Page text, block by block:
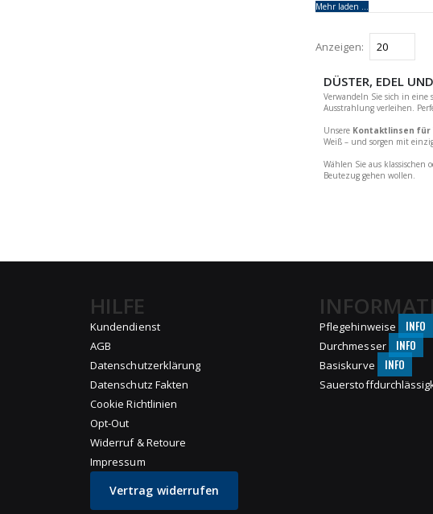
Mehr laden ...
Anzeigen
DÜSTER, EDEL
Verwandeln Sie sich in eine
Ausstrahlung verleihen.
Unsere Kontaktlinsen für
Weiß – und sorgen mit
Wählen Sie aus klassischen
Beutezug gehen wollen.
HILFE
Kundendienst
AGB
Datenschutzerklärung
Datenschutz Fakten
Cookie Richtlinien
Opt-Out
Widerruf & Retoure
Impressum
Vertrag widerrufen
Pflegehinweise INFO
Durchmesser INFO
Basiskurve INFO